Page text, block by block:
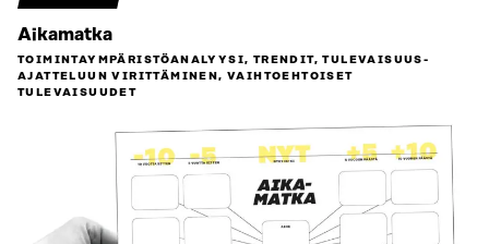
Aikamatka
TOIMINTAYMPÄRISTÖ­ANALYYSI, TRENDIT, TULEVAISUUS­
AJATTELUUN VIRITTÄMINEN, VAIHTOEHTOISET
TULEVAISUUDET